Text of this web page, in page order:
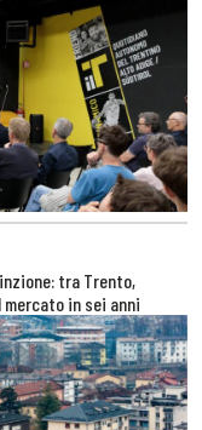
tra Trento,
mercato in sei anni